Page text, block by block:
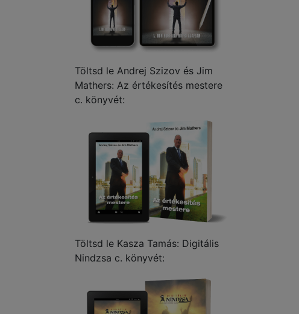
Töltsd le Andrej Szizov és Jim
Mathers: Az értékesítés mestere
c. könyvét:
Töltsd le Kasza Tamás: Digitális
Nindzsa c. könyvét: